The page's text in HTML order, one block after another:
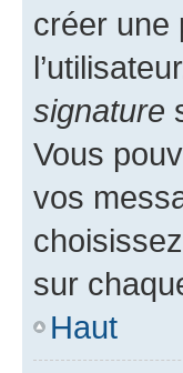
créer une
signature
Vous
vos
sur
Haut